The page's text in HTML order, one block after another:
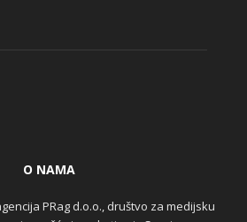
O NAMA
PRag d.o.o., društvo za medijsku